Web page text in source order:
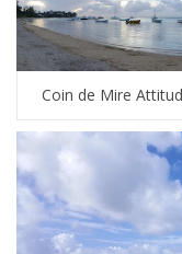
Coin de Mire